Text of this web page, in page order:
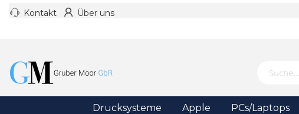
Kontakt Über uns
Drucksysteme Apple PCs/Laptops